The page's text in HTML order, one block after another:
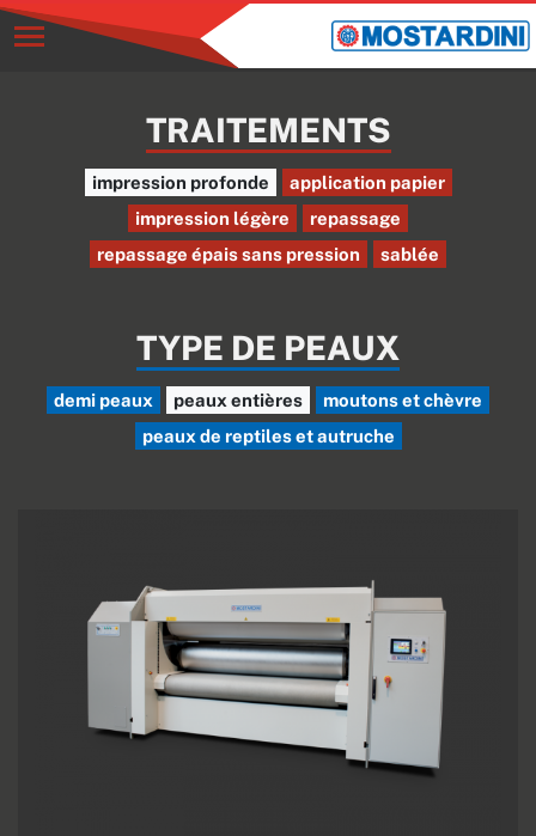
TRAITEMENTS
impression profonde
application papier
impression légère
repassage
repassage épais sans pression
sablée
TYPE DE PEAUX
demi peaux peaux entières
moutons et chèvre
peaux de reptiles et autruche